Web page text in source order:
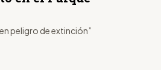
peligro de extinción”